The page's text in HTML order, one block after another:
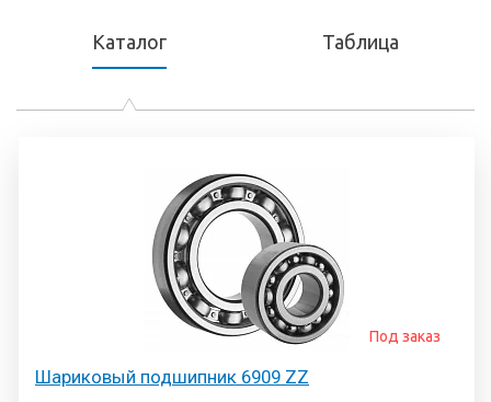
Каталог Таблица
Шариковый подшипник 6909 ZZ
Под заказ